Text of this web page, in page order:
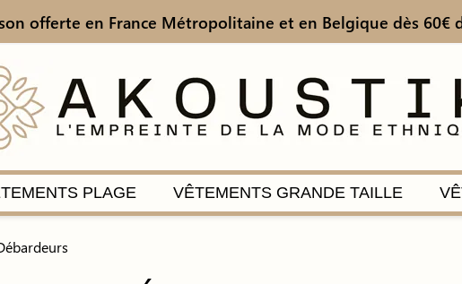
offerte en France Métropolitaine et en Belgique dès 60€
PLAGE VÊTEMENTS GRANDE TAILLE